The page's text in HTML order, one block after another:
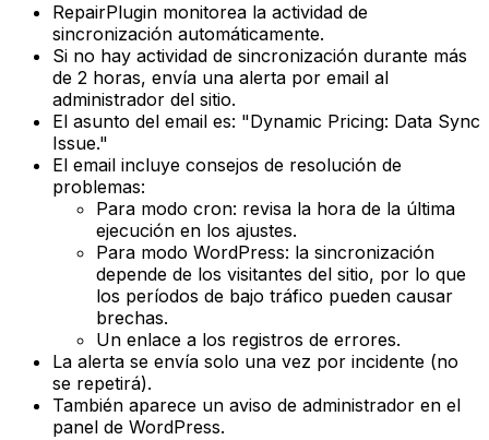
RepairPlugin monitorea la actividad de
sincronización automáticamente.
Si no hay actividad de sincronización durante más
de 2 horas, envía una alerta por email al
administrador del sitio.
El asunto del email es: "Dynamic Pricing: Data Sync
Issue."
El email incluye consejos de resolución de
problemas:
Para modo cron: revisa la hora de la última
ejecución en los ajustes.
Para modo WordPress: la sincronización
depende de los visitantes del sitio, por lo que
los períodos de bajo tráfico pueden causar
brechas.
Un enlace a los registros de errores.
La alerta se envía solo una vez por incidente (no
se repetirá).
También aparece un aviso de administrador en el
panel de WordPress.